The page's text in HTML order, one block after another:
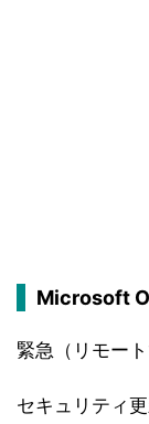
Microsoft
緊急（リモー
セキュリティ